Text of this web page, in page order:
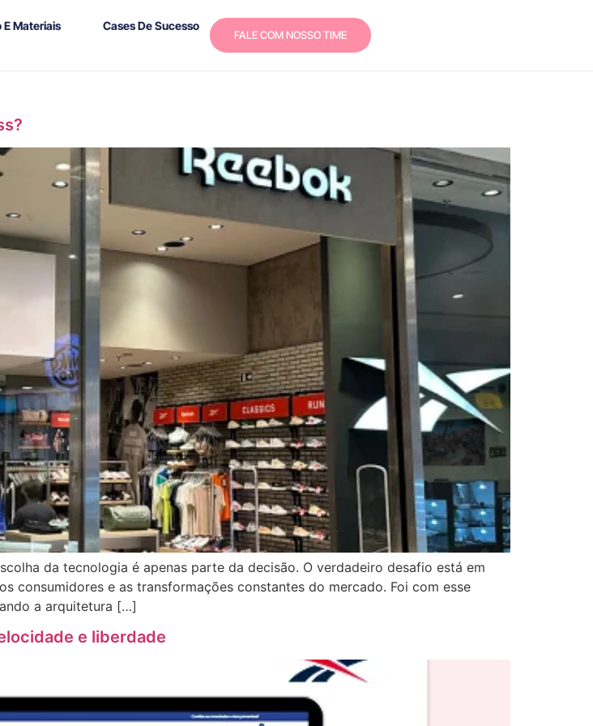
E Materiais Cases De Sucesso
FALE COM NOSSO TIME
da tecnologia é apenas parte da decisão. O verdadeiro desafio está em
consumidores e as transformações constantes do mercado. Foi com esse
a arquitetura […]
e liberdade